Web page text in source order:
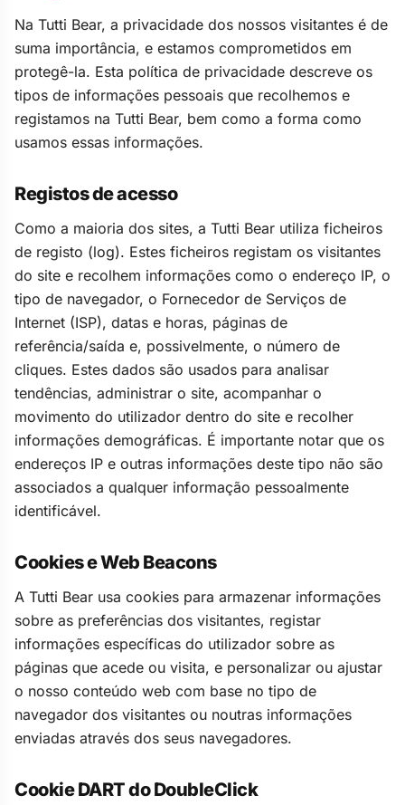
Na Tutti Bear, a privacidade dos nossos visitantes é de
suma importância, e estamos comprometidos em
protegê-la. Esta política de privacidade descreve os
tipos de informações pessoais que recolhemos e
registamos na Tutti Bear, bem como a forma como
usamos essas informações.
Registos de acesso
Como a maioria dos sites, a Tutti Bear utiliza ficheiros
de registo (log). Estes ficheiros registam os visitantes
do site e recolhem informações como o endereço IP, o
tipo de navegador, o Fornecedor de Serviços de
Internet (ISP), datas e horas, páginas de
referência/saída e, possivelmente, o número de
cliques. Estes dados são usados para analisar
tendências, administrar o site, acompanhar o
movimento do utilizador dentro do site e recolher
informações demográficas. É importante notar que os
endereços IP e outras informações deste tipo não são
associados a qualquer informação pessoalmente
identificável.
Cookies e Web Beacons
A Tutti Bear usa cookies para armazenar informações
sobre as preferências dos visitantes, registar
informações específicas do utilizador sobre as
páginas que acede ou visita, e personalizar ou ajustar
o nosso conteúdo web com base no tipo de
navegador dos visitantes ou noutras informações
enviadas através dos seus navegadores.
Cookie DART do DoubleClick